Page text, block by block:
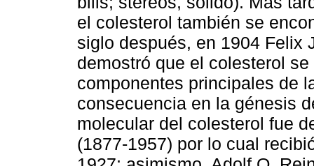
el colesterol también se
siglo después, en 1904 Felix
demostró que el colesterol
componentes principales de
consecuencia en la génesis
molecular del colesterol fue
(1877-1957) por lo cual